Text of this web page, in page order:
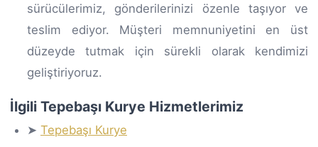
sürücülerimiz, gönderilerinizi özenle taşıyor ve
teslim ediyor. Müşteri memnuniyetini en üst
düzeyde tutmak için sürekli olarak kendimizi
geliştiriyoruz.
İlgili Tepebaşı Kurye Hizmetlerimiz
➤ Tepebaşı Kurye